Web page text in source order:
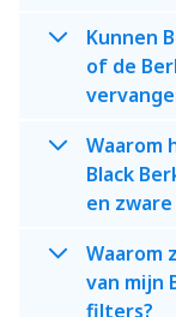
Kunnen
of de
Waarom
Black
en
Waarom
van mijn
filters?